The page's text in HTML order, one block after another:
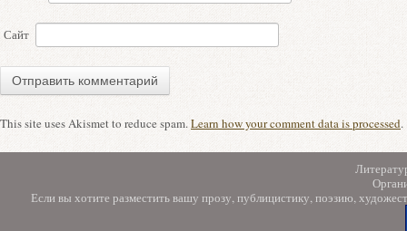
Сайт
This site uses Akismet to reduce spam.Learn how your comment data is processed.
Если вы хотите разместить вашу прозу, публицистику, поэзию,